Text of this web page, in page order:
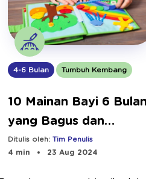
4-6 Bulan Tumbuh Kembang
10 Mainan Bayi 6 Bulan
yang Bagus dan
Edukatif
Ditulis oleh: Tim Penulis
4 min
23 Aug 2024